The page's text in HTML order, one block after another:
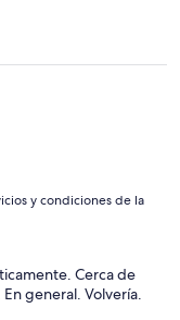
y condiciones de la
Cerca de
general. Volvería.